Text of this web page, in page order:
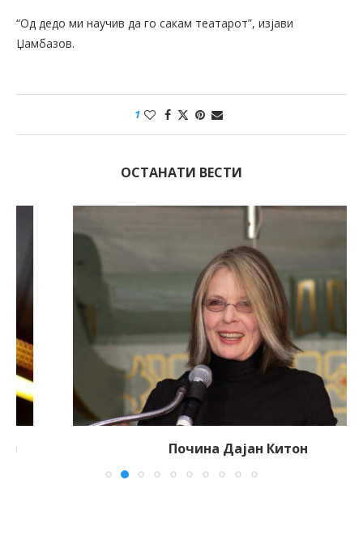
“Од дедо ми научив да го сакам театарот”, изјави
Џамбазов.
1
ОСТАНАТИ ВЕСТИ
Почина Дајан Китон